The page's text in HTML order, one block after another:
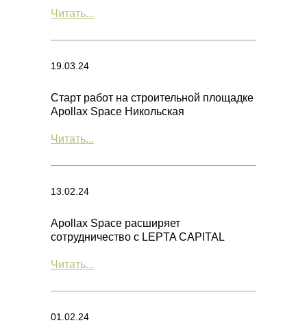
Читать...
19.03.24
Старт работ на строительной площадке
Apollax Space Никольская
Читать...
13.02.24
Apollax Space расширяет
сотрудничество с LEPTA CAPITAL
Читать...
01.02.24